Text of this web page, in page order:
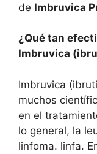
de Imbruvica
¿Qué tan
Imbruvica
Imbruvica
muchos
en el
lo general, la
linfoma. linfa.